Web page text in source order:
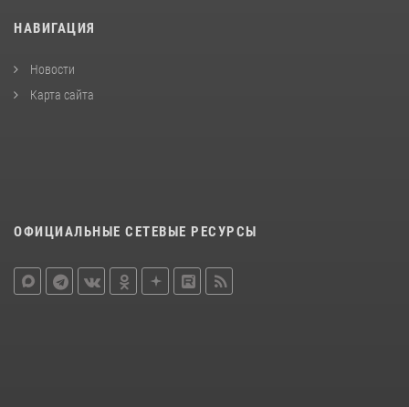
НАВИГАЦИЯ
Новости
Карта сайта
ОФИЦИАЛЬНЫЕ СЕТЕВЫЕ РЕСУРСЫ